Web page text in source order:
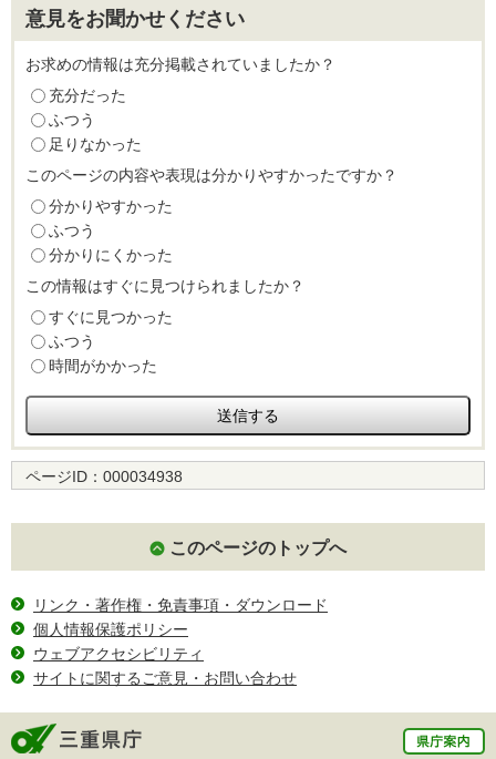
意見をお聞かせください
お求めの情報は充分掲載されていましたか？
充分だった
ふつう
足りなかった
このページの内容や表現は分かりやすかったですか？
分かりやすかった
ふつう
分かりにくかった
この情報はすぐに見つけられましたか？
すぐに見つかった
ふつう
時間がかかった
ページID： 000034938
このページのトップへ
リンク・著作権・免責事項・ダウンロード
個人情報保護ポリシー
ウェブアクセシビリティ
サイトに関するご意見・お問い合わせ